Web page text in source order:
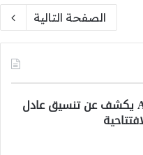
الصفحة التالية
Art Basel Qatar يكشف عن تنسيق عادل